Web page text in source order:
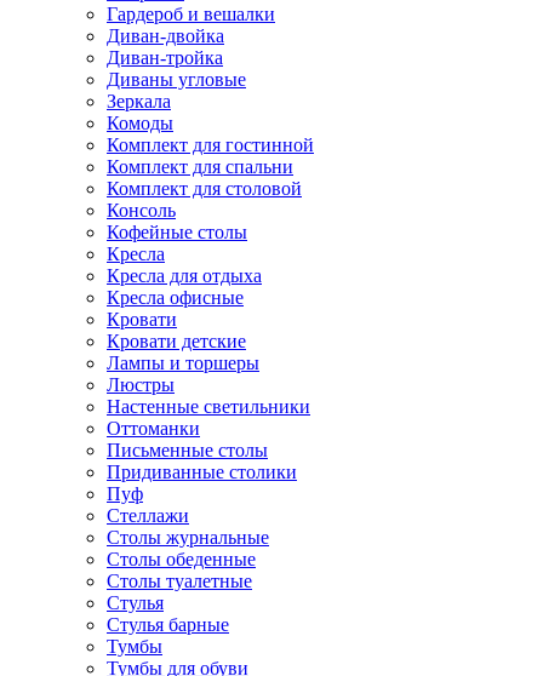
Гардероб и вешалки
Диван-двойка
Диван-тройка
Диваны угловые
Зеркала
Комоды
Комплект для гостинной
Комплект для спальни
Комплект для столовой
Консоль
Кофейные столы
Кресла
Кресла для отдыха
Кресла офисные
Кровати
Кровати детские
Лампы и торшеры
Люстры
Настенные светильники
Оттоманки
Письменные столы
Придиванные столики
Пуф
Стеллажи
Столы журнальные
Столы обеденные
Столы туалетные
Стулья
Стулья барные
Тумбы
Тумбы для обуви